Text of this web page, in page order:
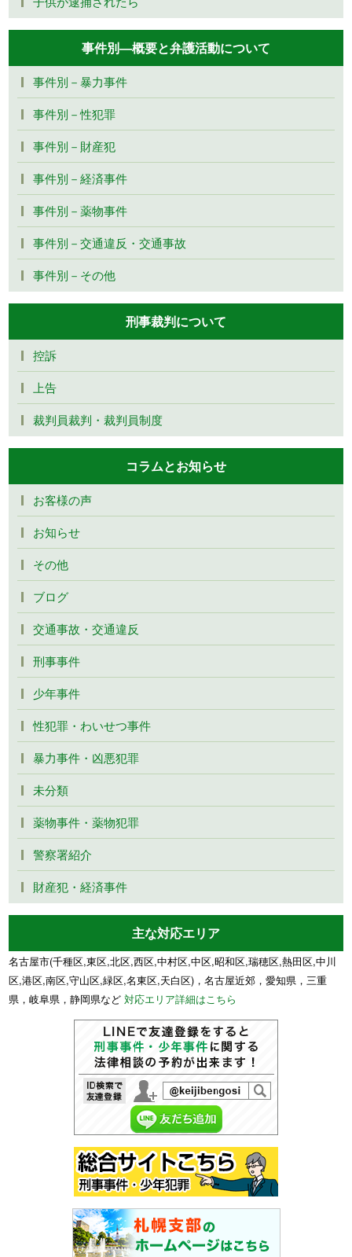
事件別―概要と弁護活動について
事件別－暴力事件
事件別－性犯罪
事件別－財産犯
事件別－経済事件
事件別－薬物事件
事件別－交通違反・交通事故
事件別－その他
刑事裁判について
控訴
上告
裁判員裁判・裁判員制度
コラムとお知らせ
お客様の声
お知らせ
その他
ブログ
交通事故・交通違反
刑事事件
少年事件
性犯罪・わいせつ事件
暴力事件・凶悪犯罪
未分類
薬物事件・薬物犯罪
警察署紹介
財産犯・経済事件
主な対応エリア
名古屋市(千種区,東区,北区,西区,中村区,中区,昭和区,瑞穂区,熱田区,中川
区,港区,南区,守山区,緑区,名東区,天白区)，名古屋近郊，愛知県，三重
県，岐阜県，静岡県など対応エリア詳細はこちら